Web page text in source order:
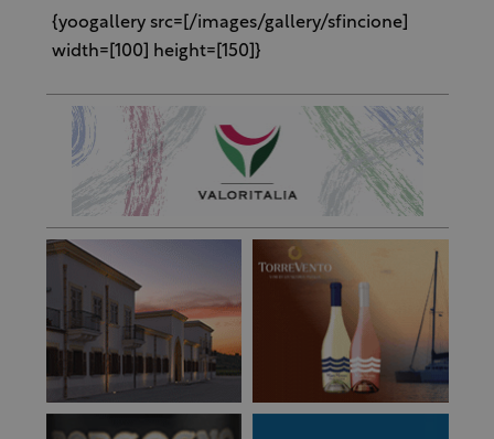
{yoogallery src=[/images/gallery/sfincione]
width=[100] height=[150]}